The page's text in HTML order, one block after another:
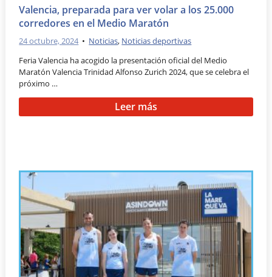
Valencia, preparada para ver volar a los 25.000
corredores en el Medio Maratón
24 octubre, 2024 • Noticias, Noticias deportivas
Feria Valencia ha acogido la presentación oficial del Medio
Maratón Valencia Trinidad Alfonso Zurich 2024, que se celebra el
próximo …
Leer más